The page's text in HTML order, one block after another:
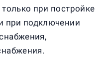
при постройке
при подключении